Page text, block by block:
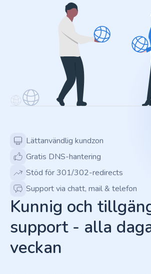
Lättanvändlig kundzon
Gratis DNS-hantering
Stöd för 301/302-redirects
Support via chatt, mail & telefon
Kunnig och
support - alla
veckan